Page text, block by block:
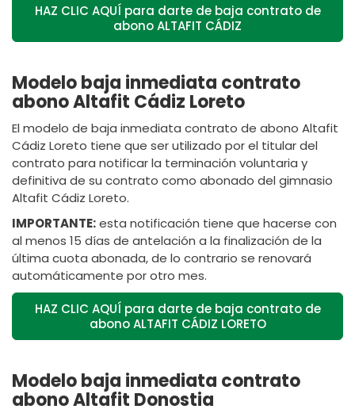
HAZ CLIC AQUÍ para darte de baja contrato de
abono ALTAFIT CÁDIZ
Modelo baja inmediata contrato
abono Altafit Cádiz Loreto
El modelo de baja inmediata contrato de abono Altafit
Cádiz Loreto tiene que ser utilizado por el titular del
contrato para notificar la terminación voluntaria y
definitiva de su contrato como abonado del gimnasio
Altafit Cádiz Loreto.
IMPORTANTE:esta notificación tiene que hacerse con
al menos 15 días de antelación a la finalización de la
última cuota abonada, de lo contrario se renovará
automáticamente por otro mes.
HAZ CLIC AQUÍ para darte de baja contrato de
abono ALTAFIT CÁDIZ LORETO
Modelo baja inmediata contrato
abono Altafit Donostia